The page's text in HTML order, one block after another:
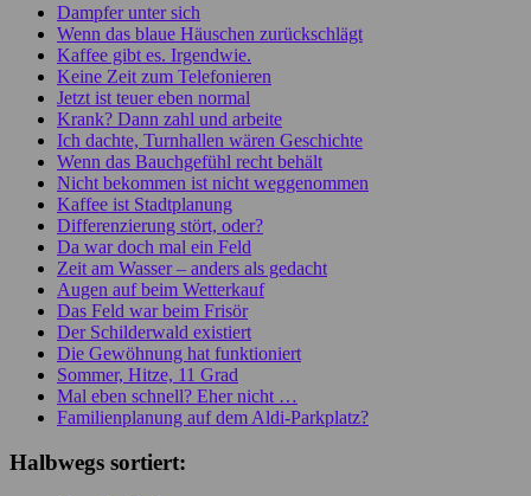
Dampfer unter sich
Wenn das blaue Häuschen zurückschlägt
Kaffee gibt es. Irgendwie.
Keine Zeit zum Telefonieren
Jetzt ist teuer eben normal
Krank? Dann zahl und arbeite
Ich dachte, Turnhallen wären Geschichte
Wenn das Bauchgefühl recht behält
Nicht bekommen ist nicht weggenommen
Kaffee ist Stadtplanung
Differenzierung stört, oder?
Da war doch mal ein Feld
Zeit am Wasser – anders als gedacht
Augen auf beim Wetterkauf
Das Feld war beim Frisör
Der Schilderwald existiert
Die Gewöhnung hat funktioniert
Sommer, Hitze, 11 Grad
Mal eben schnell? Eher nicht …
Familienplanung auf dem Aldi-Parkplatz?
Halbwegs sortiert: